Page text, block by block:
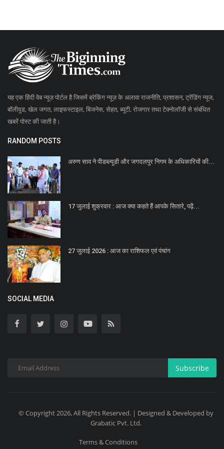
यह एक हिंदी वेब न्यूज़ पोर्टल है जिसमें ब्रेकिंग न्यूज़ के अलावा राजनीति, प्रशासन, ट्रेंडिंग न्यूज,
बॉलीवुड, खेल जगत, लाइफस्टाइल, बिजनेस, सेहत, ब्यूटी, रोजगार तथा टेक्नोलॉजी से संबंधित
खबरें पोस्ट की जाती है।
RANDOM POSTS
अरुण साव ने पीडब्ल्यूडी और जगदलपुर निगम के अधिकारियों की...
17 जुलाई शुक्रवार : आज क्या कहते हैं आपके सितारे, पढ़ें...
27 जुलाई 2026 : आज का राशिफल एवं पंचांग
SOCIAL MEDIA
Subscribe
© Copyright 2026, All Rights Reserved. | Designed & Developed by
Grabatic Pvt. Ltd.
Terms & Conditions